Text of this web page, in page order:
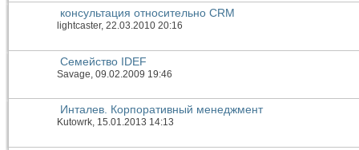
консультация относительно CRM
lightcaster, 22.03.2010 20:16
Семейство IDEF
Savage , 09.02.2009 19:46
Инталев. Корпоративный менеджмент
Kutowrk, 15.01.2013 14:13